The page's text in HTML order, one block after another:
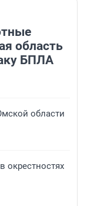
область
БПЛА
области
окрестностях